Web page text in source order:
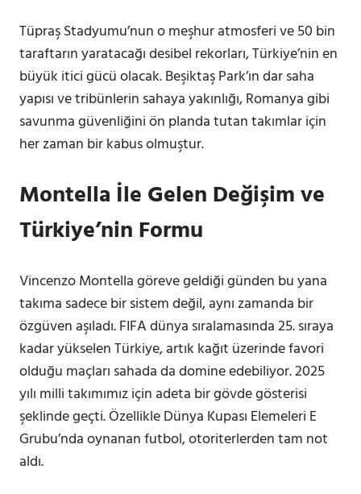
Tüpraş Stadyumu’nun o meşhur atmosferi ve 50 bin
taraftarın yaratacağı desibel rekorları, Türkiye’nin en
büyük itici gücü olacak. Beşiktaş Park’ın dar saha
yapısı ve tribünlerin sahaya yakınlığı, Romanya gibi
savunma güvenliğini ön planda tutan takımlar için
her zaman bir kabus olmuştur.
Montella İle Gelen Değişim ve
Türkiye’nin Formu
Vincenzo Montella göreve geldiği günden bu yana
takıma sadece bir sistem değil, aynı zamanda bir
özgüven aşıladı. FIFA dünya sıralamasında 25. sıraya
kadar yükselen Türkiye, artık kağıt üzerinde favori
olduğu maçları sahada da domine edebiliyor. 2025
yılı milli takımımız için adeta bir gövde gösterisi
şeklinde geçti. Özellikle Dünya Kupası Elemeleri E
Grubu’nda oynanan futbol, otoriterlerden tam not
aldı.